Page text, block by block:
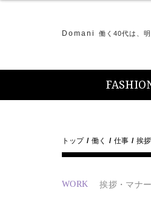
Domani 働く40代は、明
トップ 働く 仕事 挨
WORK 挨拶・マナー